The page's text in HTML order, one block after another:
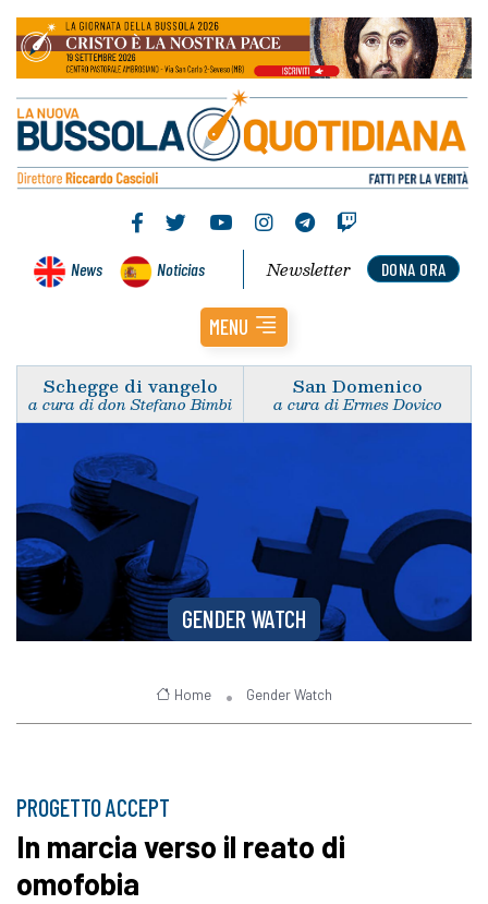
News Noticias DONA ORA
Newsletter
MENU
Schegge di vangelo
a cura di don Stefano Bimbi
San Domenico
a cura di Ermes Dovico
GENDER WATCH
Home Gender Watch
PROGETTO ACCEPT
In marcia verso il reato di
omofobia